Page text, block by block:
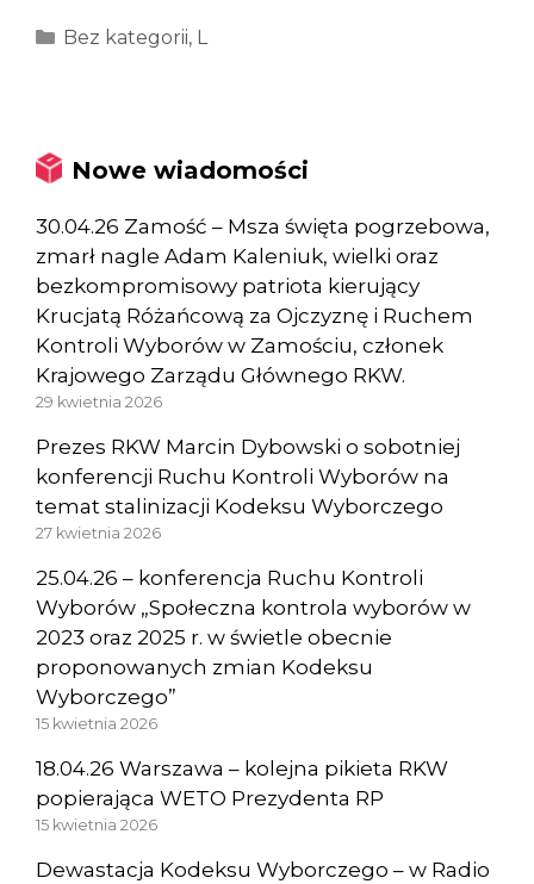
Kategorie
Bez kategorii, L
Nowe wiadomości
30.04.26 Zamość – Msza święta pogrzebowa,
zmarł nagle Adam Kaleniuk, wielki oraz
bezkompromisowy patriota kierujący
Krucjatą Różańcową za Ojczyznę i Ruchem
Kontroli Wyborów w Zamościu, członek
Krajowego Zarządu Głównego RKW.
29 kwietnia 2026
Prezes RKW Marcin Dybowski o sobotniej
konferencji Ruchu Kontroli Wyborów na
temat stalinizacji Kodeksu Wyborczego
27 kwietnia 2026
25.04.26 – konferencja Ruchu Kontroli
Wyborów „Społeczna kontrola wyborów w
2023 oraz 2025 r. w świetle obecnie
proponowanych zmian Kodeksu
Wyborczego”
15 kwietnia 2026
18.04.26 Warszawa – kolejna pikieta RKW
popierająca WETO Prezydenta RP
15 kwietnia 2026
Dewastacja Kodeksu Wyborczego – w Radio